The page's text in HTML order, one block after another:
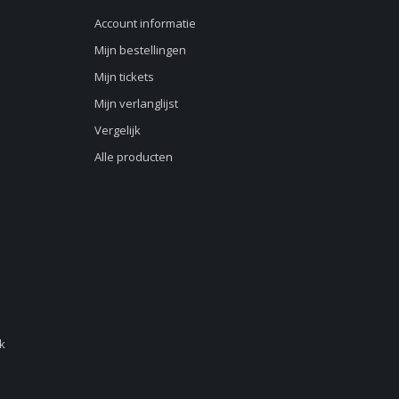
Account informatie
Mijn bestellingen
Mijn tickets
Mijn verlanglijst
Vergelijk
Alle producten